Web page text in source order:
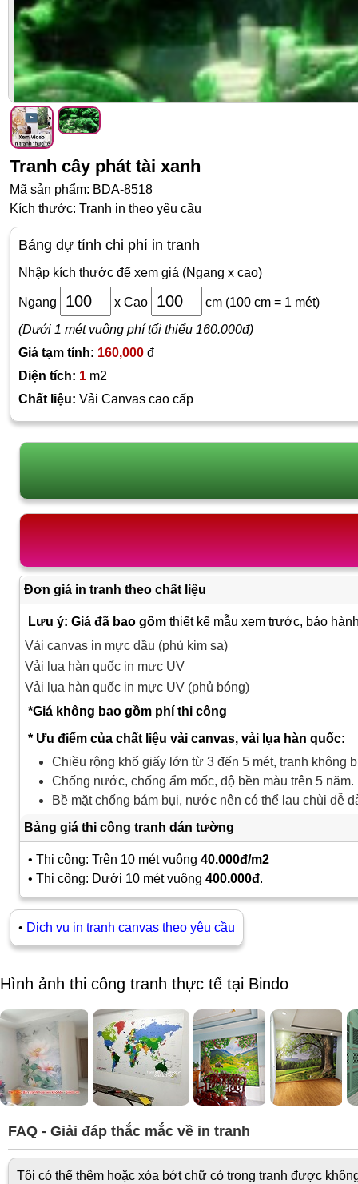
Sàn nhựa
Đồng hồ
Đèn ngủ
Bán chạy
Giảm giá
Gương trang trí
Decal Halloween
Bài viết
Liên hệ
Tranh cây phát tài xanh
Mã sản phẩm: BDA-8518
Kích thước: Tranh in theo yêu cầu
Bảng dự tính chi phí in tranh
Nhập kích thước để xem giá (Ngang x cao)
Ngang x Cao cm (100 cm = 1 mét)
(Dưới 1 mét vuông phí tối thiểu 160.000đ)
Giá tạm tính: 160,000 đ
Diện tích: 1 m2
Chất liệu: Vải Canvas cao cấp
Đơn giá in tranh theo chất liệu
Lưu ý: Giá đã bao gồmthiết kế mẫu xem trước, bảo
Vải canvas in mực dầu (phủ kim sa)
Vải lụa hàn quốc in mực UV
Vải lụa hàn quốc in mực UV (phủ bóng)
*Giá không bao gồm phí thi công
* Ưu điểm của chất liệu vải canvas, vải lụa hàn quốc:
Chiều rộng khổ giấy lớn từ 3 đến 5 mét, tranh không
Chống nước, chống ẩm mốc, độ bền màu trên 5 năm.
Bề mặt chống bám bụi, nước nên có thể lau chùi dễ
Bảng giá thi công tranh dán tường
• Thi công: Trên 10 mét vuông 40.000đ/m2
• Thi công: Dưới 10 mét vuông 400.000đ.
• Dịch vụ in tranh canvas theo yêu cầu
Hình ảnh thi công tranh thực tế tại Bindo
FAQ - Giải đáp thắc mắc về in tranh
Tôi có thể thêm hoặc xóa bớt chữ có trong tranh được